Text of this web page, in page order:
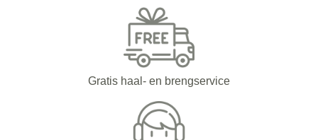
Gratis haal- en brengservice